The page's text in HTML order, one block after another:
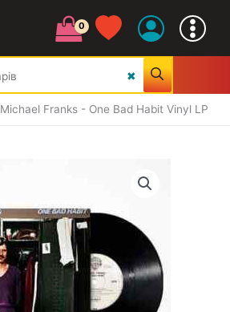
Michael Franks - One Bad Habit Vinyl LP